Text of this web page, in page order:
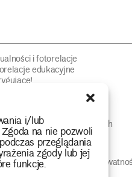
i/lub
na nie pozwoli
przeglądania
zgody lub jej
funkcje.
i fotorelacje
edukacyjne
Dni Dziedzictwa
badań strat wojennych
Polityka